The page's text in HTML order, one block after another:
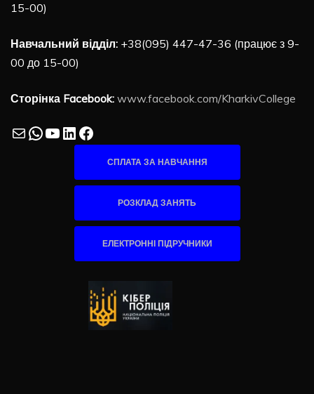
15-00)
Навчальний відділ: +38(095) 447-47-36 (працює з 9-
00 до 15-00)
Сторінка Facebook: www.facebook.com/KharkivCollege
MailWhatsApp
YouTube
LinkedIn
Facebook
СПЛАТА ЗА НАВЧАННЯ
РОЗКЛАД ЗАНЯТЬ
ЕЛЕКТРОННІ ПІДРУЧНИКИ